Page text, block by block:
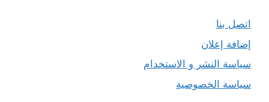
اتصل بنا
إضافة إعلان
سياسة النشر و الاستخدام
سياسة الخصوصية